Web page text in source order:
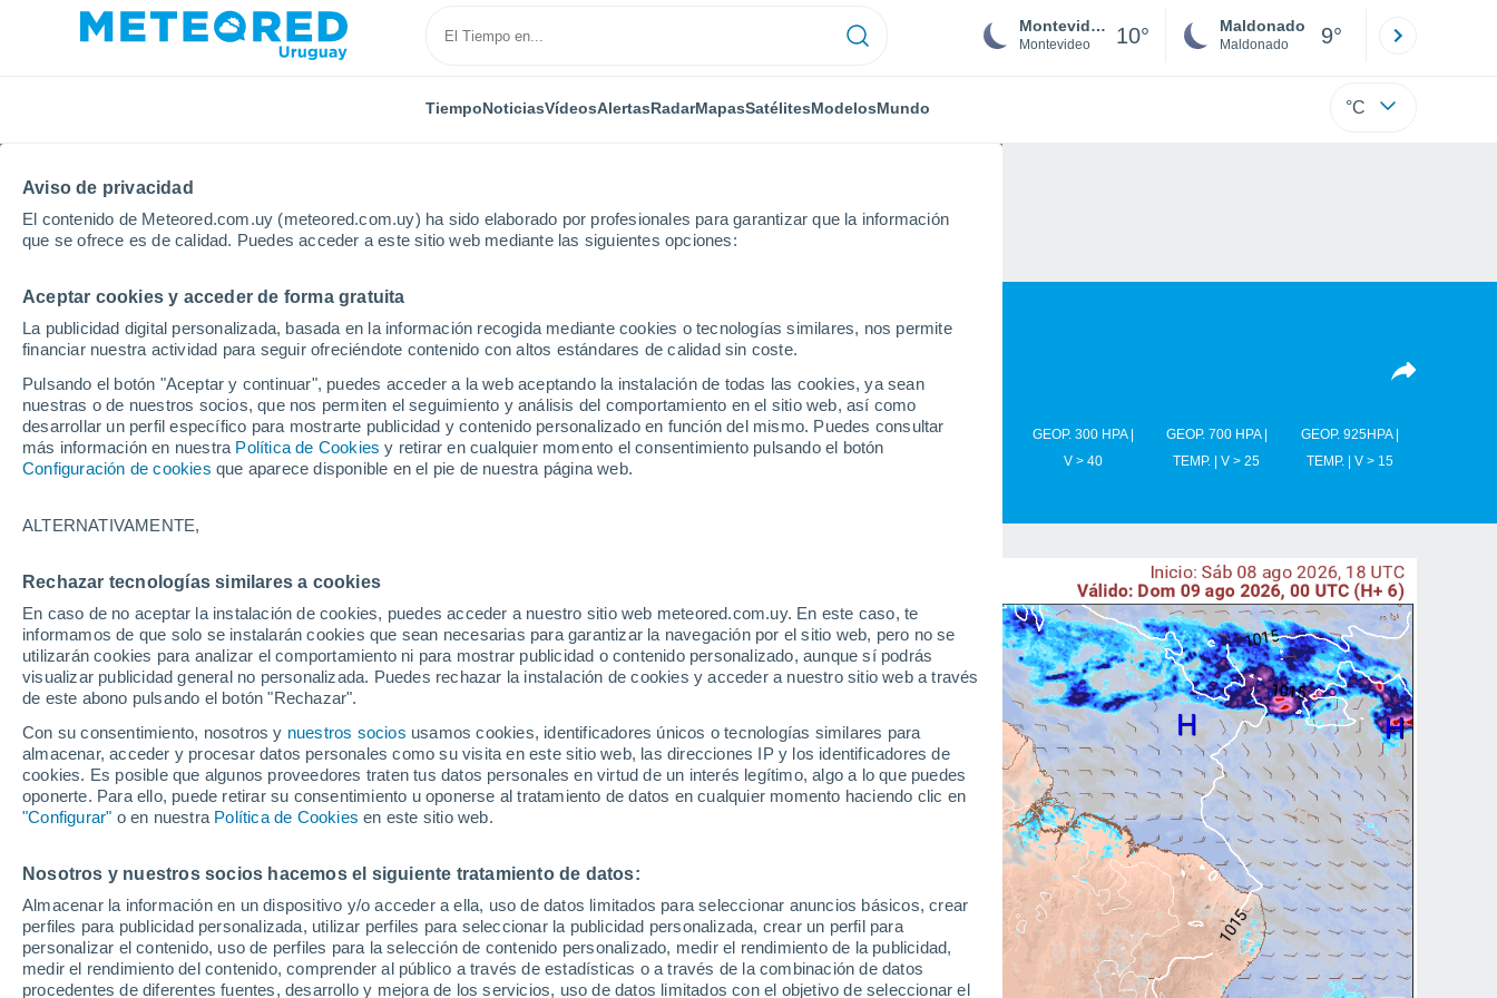
Aviso de privacidad
El contenido de Meteored.com.uy (meteored.com.uy) ha sido elaborado por profesionales para garantizar que la información
que se ofrece es de calidad. Puedes acceder a este sitio web mediante las siguientes opciones:
Aceptar cookies y acceder de forma gratuita
La publicidad digital personalizada, basada en la información recogida mediante cookies o tecnologías similares, nos permite
financiar nuestra actividad para seguir ofreciéndote contenido con altos estándares de calidad sin coste.
Pulsando el botón "Aceptar y continuar", puedes acceder a la web aceptando la instalación de todas las cookies, ya sean
nuestras o de nuestros socios, que nos permiten el seguimiento y análisis del comportamiento en el sitio web, así como
desarrollar un perfil específico para mostrarte publicidad y contenido personalizado en función del mismo. Puedes consultar
más información en nuestra Política de Cookies y retirar en cualquier momento el consentimiento pulsando el botón
Configuración de cookies que aparece disponible en el pie de nuestra página web.
ALTERNATIVAMENTE,
Rechazar tecnologías similares a cookies
En caso de no aceptar la instalación de cookies, puedes acceder a nuestro sitio web meteored.com.uy. En este caso, te
informamos de que solo se instalarán cookies que sean necesarias para garantizar la navegación por el sitio web, pero no se
utilizarán cookies para analizar el comportamiento ni para mostrar publicidad o contenido personalizado, aunque sí podrás
visualizar publicidad general no personalizada. Puedes rechazar la instalación de cookies y acceder a nuestro sitio web a través
de este abono pulsando el botón "Rechazar".
Con su consentimiento, nosotros y nuestros socios usamos cookies, identificadores únicos o tecnologías similares para
almacenar, acceder y procesar datos personales como su visita en este sitio web, las direcciones IP y los identificadores de
cookies. Es posible que algunos proveedores traten tus datos personales en virtud de un interés legítimo, algo a lo que puedes
oponerte. Para ello, puede retirar su consentimiento u oponerse al tratamiento de datos en cualquier momento haciendo clic en
"Configurar" o en nuestra Política de Cookies en este sitio web.
Nosotros y nuestros socios hacemos el siguiente tratamiento de datos:
Almacenar la información en un dispositivo y/o acceder a ella, uso de datos limitados para seleccionar anuncios básicos, crear
perfiles para publicidad personalizada, utilizar perfiles para seleccionar la publicidad personalizada, crear un perfil para
personalizar el contenido, uso de perfiles para la selección de contenido personalizado, medir el rendimiento de la publicidad,
medir el rendimiento del contenido, comprender al público a través de estadísticas o a través de la combinación de datos
procedentes de diferentes fuentes, desarrollo y mejora de los servicios, uso de datos limitados con el objetivo de seleccionar el
Montevideo
Montevideo 10° Maldonado
Maldonado 9°
TiempoNoticiasVídeosAlertasRadarMapasSatélitesModelosMundo °C
Inicio Modelos Modelos Paraguay - ECMWF América Sur - Lat(+10..-30)
Modelos de predicción numérica
PRES. | V > 10
| NUB. |
PRECIPITACIÓN
ACUMULADA
NIEVE
ACUMULADA
TEMPERATURA
2M
GEOP. 850 HPA |
GEOP. 500 HPA |
VIENTO 10M |
GEOP. 300 HPA |
V > 40
GEOP. 700 HPA |
TEMP. | V > 25
GEOP. 925HPA |
TEMP. | V > 15
Paraguay
ECMWF América Sur -
Lat(+10..-30)
ECMWF América Sur -
GFS América Sur -
Lat(+10..-30)
GFS América Sur -